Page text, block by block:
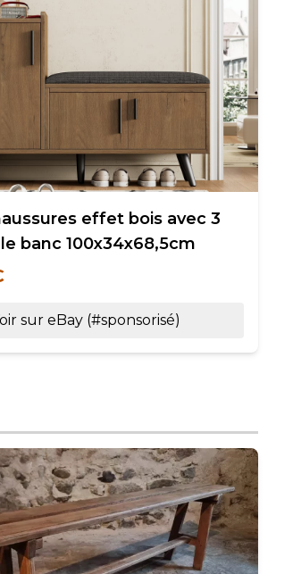
effet bois avec 3
banc 100x34x68,5cm
sur eBay (#sponsorisé)